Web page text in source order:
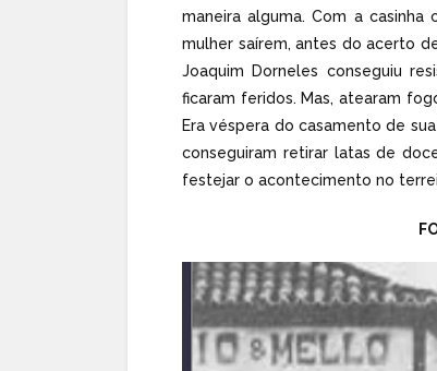
maneira alguma. Com a
mulher saírem, antes do acerto
Joaquim Dorneles conseguiu
ficaram feridos. Mas, atearam
Era véspera do casamento de
conseguiram retirar latas de
festejar o acontecimento no